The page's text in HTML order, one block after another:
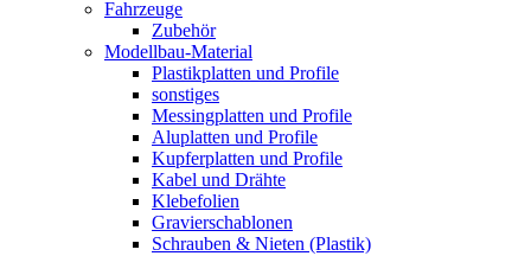
Fahrzeuge
Zubehör
Modellbau-Material
Plastikplatten und Profile
sonstiges
Messingplatten und Profile
Aluplatten und Profile
Kupferplatten und Profile
Kabel und Drähte
Klebefolien
Gravierschablonen
Schrauben & Nieten (Plastik)